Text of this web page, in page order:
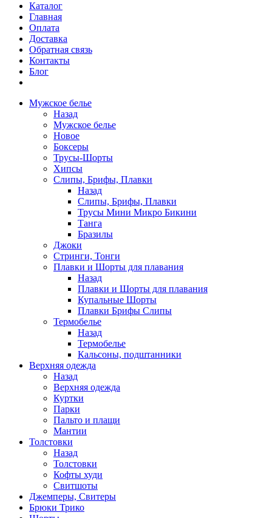
Каталог
Главная
Оплата
Доставка
Обратная связь
Контакты
Блог
Мужское белье
Назад
Мужское белье
Новое
Боксеры
Трусы-Шорты
Хипсы
Слипы, Брифы, Плавки
Назад
Слипы, Брифы, Плавки
Трусы Мини Микро Бикини
Танга
Бразилы
Джоки
Стринги, Тонги
Плавки и Шорты для плавания
Назад
Плавки и Шорты для плавания
Купальные Шорты
Плавки Брифы Слипы
Термобелье
Назад
Термобелье
Кальсоны, подштанники
Верхняя одежда
Назад
Верхняя одежда
Куртки
Парки
Пальто и плащи
Мантии
Толстовки
Назад
Толстовки
Кофты худи
Свитшоты
Джемперы, Свитеры
Брюки Трико